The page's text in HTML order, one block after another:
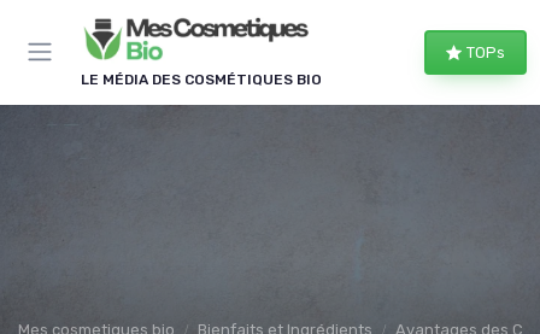
LE MÉDIA DES COSMÉTIQUES BIO
TOPs
Mes cosmetiques bio Bienfaits et Ingrédients Avantages des
Panneau de gestion des cookies